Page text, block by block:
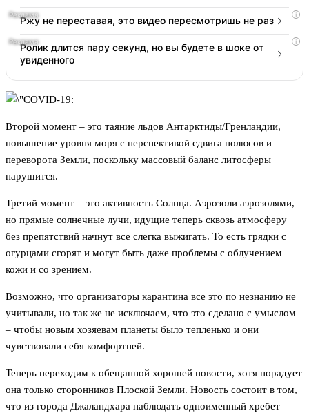
i
Ржу не переставая, это видео пересмотришь не раз
i
Ролик длится пару секунд, но вы будете в шоке от
увиденного
Второй момент – это таяние льдов Антарктиды/Гренландии,
повышение уровня моря с перспективой сдвига полюсов и
переворота Земли, поскольку массовый баланс литосферы
нарушится.
Третий момент – это активность Солнца. Аэрозоли аэрозолями,
но прямые солнечные лучи, идущие теперь сквозь атмосферу
без препятствий начнут все слегка выжигать. То есть грядки с
огурцами сгорят и могут быть даже проблемы с облучением
кожи и со зрением.
Возможно, что организаторы карантина все это по незнанию не
учитывали, но так же не исключаем, что это сделано с умыслом
– чтобы новым хозяевам планеты было тепленько и они
чувствовали себя комфортней.
Теперь переходим к обещанной хорошей новости, хотя порадует
она только сторонников Плоской Земли. Новость состоит в том,
что из города Джаландхара наблюдать одноименный хребет